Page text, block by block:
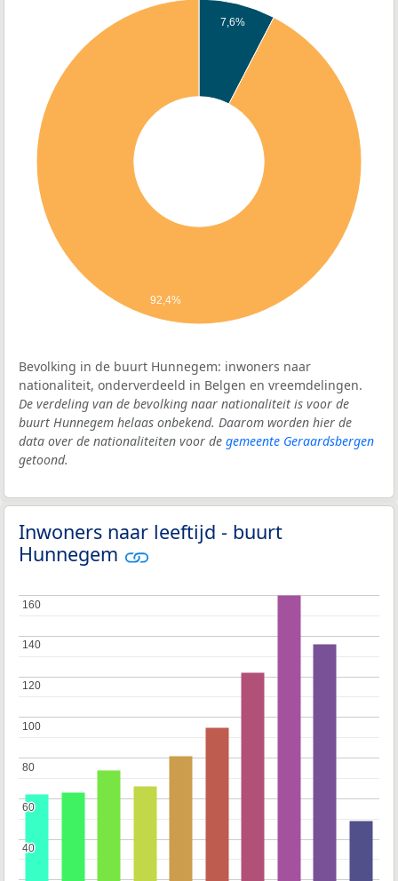
7,6%
92,4%
Bevolking in de buurt Hunnegem: inwoners naar
nationaliteit, onderverdeeld in Belgen en vreemdelingen.
De verdeling van de bevolking naar nationaliteit is voor de
buurt Hunnegem helaas onbekend. Daarom worden hier de
data over de nationaliteiten voor de gemeente Geraardsbergen
getoond.
Inwoners naar leeftijd - buurt
Hunnegem
40
40
60
60
80
80
100
100
120
120
140
140
160
160